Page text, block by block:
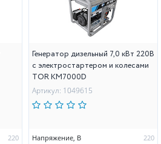
220
Генератор дизельный 7,0 кВт 220В
с электростартером и колесами
TOR KM7000D
Артикул: 1049615
Напряжение, В 220